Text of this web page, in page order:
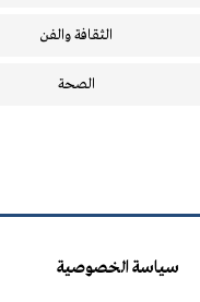
الثقافة والفن
الصحة
سياسة الخصوصية